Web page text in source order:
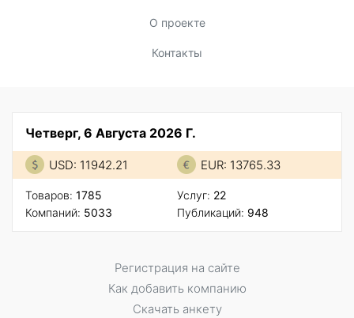
О проекте
Контакты
Четверг, 6 Августа 2026 Г.
USD: 11942.21 EUR: 13765.33
Товаров: 1785
Компаний: 5033
Услуг: 22
Публикаций: 948
Регистрация на сайте
Как добавить компанию
Скачать анкету